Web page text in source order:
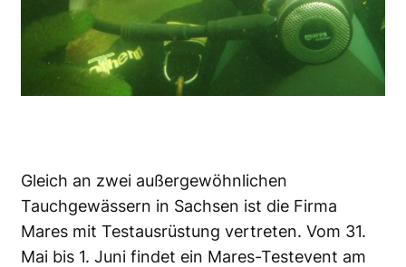
Gleich an zwei außergewöhnlichen
Tauchgewässern in Sachsen ist die Firma
Mares mit Testausrüstung vertreten. Vom 31.
Mai bis 1. Juni findet ein Mares-Testevent am